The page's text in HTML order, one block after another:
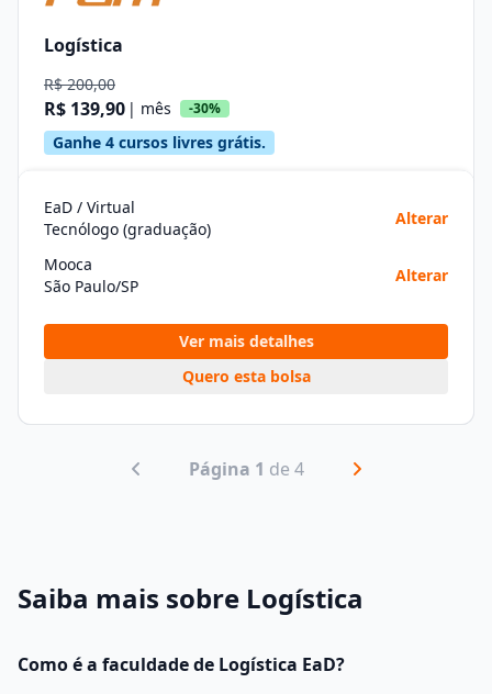
Logística
R$ 200,00
R$ 139,90 | mês -30%
Ganhe 4 cursos livres grátis.
EaD / Virtual
Tecnólogo (graduação)
Alterar
Mooca
São Paulo/SP
Alterar
Ver mais detalhes
Quero esta bolsa
Página 1 de 4
Saiba mais sobre Logística
Como é a faculdade de Logística EaD?